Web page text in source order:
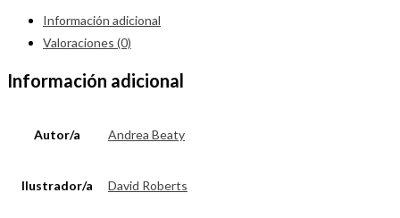
Información adicional
Valoraciones (0)
Información adicional
Autor/a Andrea Beaty
Ilustrador/a David Roberts